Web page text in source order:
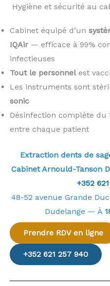
Hygiène et sécurité au
Cabinet équipé d’un
IQAir — efficace à 99%
infectieuses
Tout le personnelest
Les instruments sont
sonic
Désinfection complète
entre chaque patient
Extraction dents de
Cabinet Arnould-Tanson
+352
48-52 avenue Grande
Dudelange — À
Prendre RDV en ligne
+352 621 257 940